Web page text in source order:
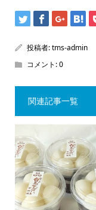
投稿者:tms-admin
コメント:0
関連記事一覧